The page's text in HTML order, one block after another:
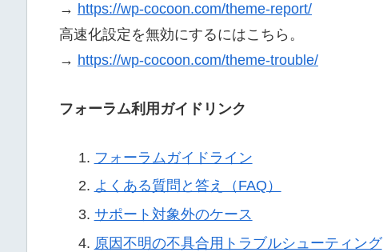
→ https://wp-cocoon.com/theme-report/
高速化設定を無効にするにはこちら。
→ https://wp-cocoon.com/theme-trouble/
フォーラム利用ガイドリンク
フォーラムガイドライン
よくある質問と答え（FAQ）
サポート対象外のケース
原因不明の不具合用トラブルシューティング